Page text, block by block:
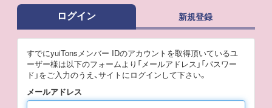
ログイン 新規登録
すでにyuiTonsメンバー IDのアカウントを取得頂いているユ
ーザー様は以下のフォームより「メールアドレス」「パスワー
ド」をご入力のうえ、サイトにログインして下さい。
メールアドレス